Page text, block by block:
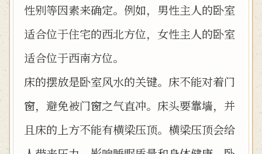
性别等因素来确定。例如，男性主人的卧室
适合位于住宅的西北方位，女性主人的卧室
适合位于西南方位。
床的摆放是卧室风水的关键。床不能对着门
窗，避免被门窗之气直冲。床头要靠墙，并
且床的上方不能有横梁压顶。横梁压顶会给